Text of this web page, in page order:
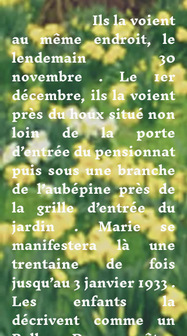
Ils la voient
au même endroit, le
lendemain 30
novembre . Le 1er
décembre, ils la voient
près du houx situé non
loin de la porte
d’entrée du pensionnat
puis sous une branche
de l’aubépine près de
la grille d’entrée du
jardin . Marie se
manifestera là une
trentaine de fois
jusqu’au 3 janvier 1933 .
Les enfants la
décrivent comme un